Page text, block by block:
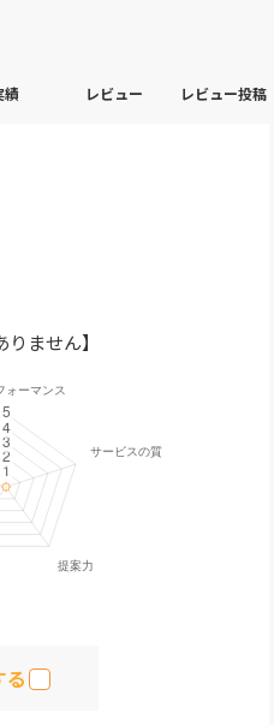
績 レビュー レビュー投稿
りません】
る